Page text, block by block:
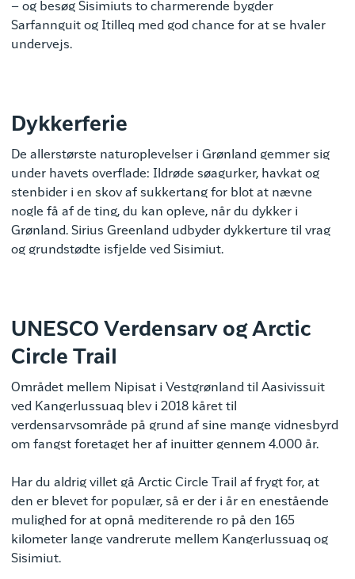
– og besøg Sisimiuts to charmerende bygder
Sarfannguit og Itilleq med god chance for at se hvaler
undervejs.
Dykkerferie
De allerstørste naturoplevelser i Grønland gemmer sig
under havets overflade: Ildrøde søagurker, havkat og
stenbider i en skov af sukkertang for blot at nævne
nogle få af de ting, du kan opleve, når du dykker i
Grønland. Sirius Greenland udbyder dykkerture til vrag
og grundstødte isfjelde ved Sisimiut.
UNESCO Verdensarv og Arctic
Circle Trail
Området mellem Nipisat i Vestgrønland til Aasivissuit
ved Kangerlussuaq blev i 2018 kåret til
verdensarvsområde på grund af sine mange vidnesbyrd
om fangst foretaget her af inuitter gennem 4.000 år.
Har du aldrig villet gå Arctic Circle Trail af frygt for, at
den er blevet for populær, så er der i år en enestående
mulighed for at opnå mediterende ro på den 165
kilometer lange vandrerute mellem Kangerlussuaq og
Sisimiut.